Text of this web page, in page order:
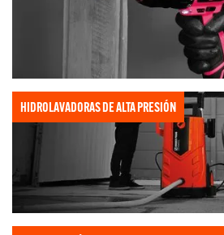
HIDROLAVADORAS DE ALTA PRESIÓN